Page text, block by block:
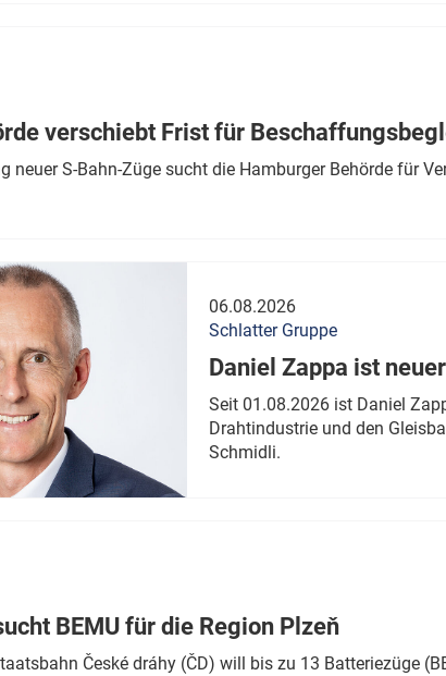
verschiebt Frist für
neuer S-Bahn-Züge sucht die Hamburger Behörde für
06.08.2026
Schlatter Gruppe
Daniel Zappa ist
Seit 01.08.2026 ist Daniel
Drahtindustrie und den
Schmidli.
BEMU für die Region Plzeň
České dráhy (ČD) will bis zu 13 Batteriezüge